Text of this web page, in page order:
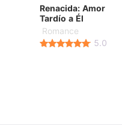
Renacida: Amor
Tardío a Él
Romance
5.0